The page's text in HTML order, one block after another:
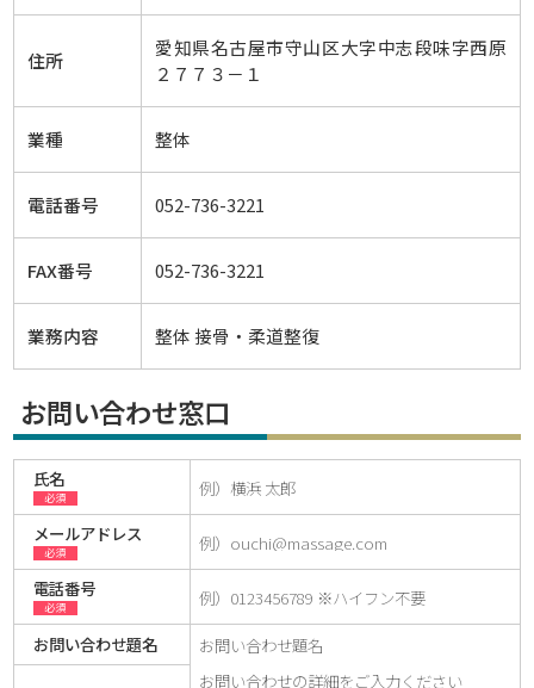
住所
愛知県名古屋市守山区大字中志段味字西原
２７７３－１
業種 整体
電話番号 052-736-3221
FAX番号 052-736-3221
業務内容 整体 接骨・柔道整復
お問い合わせ窓口
氏名
必須
メールアドレス
必須
電話番号
必須
お問い合わせ題名